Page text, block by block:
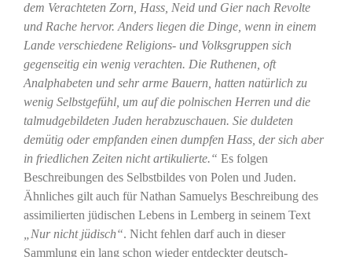
dem Verachteten Zorn, Hass, Neid und Gier nach Revolte
und Rache hervor. Anders liegen die Dinge, wenn in einem
Lande verschiedene Religions- und Volksgruppen sich
gegenseitig ein wenig verachten. Die Ruthenen, oft
Analphabeten und sehr arme Bauern, hatten natürlich zu
wenig Selbstgefühl, um auf die polnischen Herren und die
talmudgebildeten Juden herabzuschauen. Sie duldeten
demütig oder empfanden einen dumpfen Hass, der sich aber
in friedlichen Zeiten nicht artikulierte.“ Es folgen
Beschreibungen des Selbstbildes von Polen und Juden.
Ähnliches gilt auch für Nathan Samuelys Beschreibung des
assimilierten jüdischen Lebens in Lemberg in seinem Text
„Nur nicht jüdisch“. Nicht fehlen darf auch in dieser
Sammlung ein lang schon wieder entdeckter deutsch-